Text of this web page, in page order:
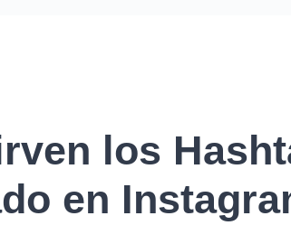
los
en